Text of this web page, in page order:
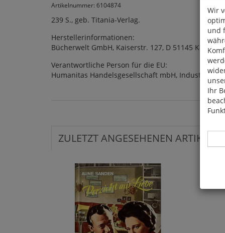
Artikelnummer: 6104874
239 S., geb. Titania-Verlag.
Herstellerinformationen:
Bücherwelt GmbH, Kaiserstr. 127, D 51145 Köln
Verantwortliche Person für die EU:
Humanitas Handelsgesellschaft mbH,
ZULETZT ANGESEHENEN ARTIKEL:
Wir
und
Ihr